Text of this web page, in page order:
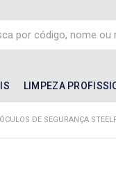
LIMPEZA
ÓCULOS DE SEGURANÇA